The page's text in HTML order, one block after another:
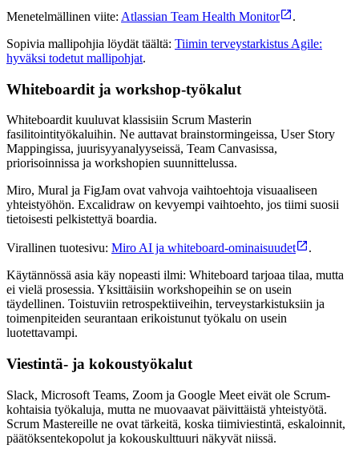
Menetelmällinen viite: Atlassian Team Health Monitor
.
Sopivia mallipohjia löydät täältä: Tiimin terveystarkistus Agile:
hyväksi todetut mallipohjat.
Whiteboardit ja workshop-työkalut
Whiteboardit kuuluvat klassisiin Scrum Masterin
fasilitointityökaluihin. Ne auttavat brainstormingeissa, User Story
Mappingissa, juurisyyanalyyseissä, Team Canvasissa,
priorisoinnissa ja workshopien suunnittelussa.
Miro, Mural ja FigJam ovat vahvoja vaihtoehtoja visuaaliseen
yhteistyöhön. Excalidraw on kevyempi vaihtoehto, jos tiimi suosii
tietoisesti pelkistettyä boardia.
Virallinen tuotesivu: Miro AI ja whiteboard-ominaisuudet
.
Käytännössä asia käy nopeasti ilmi: Whiteboard tarjoaa tilaa, mutta
ei vielä prosessia. Yksittäisiin workshopeihin se on usein
täydellinen. Toistuviin retrospektiiveihin, terveystarkistuksiin ja
toimenpiteiden seurantaan erikoistunut työkalu on usein
luotettavampi.
Viestintä- ja kokoustyökalut
Slack, Microsoft Teams, Zoom ja Google Meet eivät ole Scrum-
kohtaisia työkaluja, mutta ne muovaavat päivittäistä yhteistyötä.
Scrum Mastereille ne ovat tärkeitä, koska tiimiviestintä, eskaloinnit,
päätöksentekopolut ja kokouskulttuuri näkyvät niissä.